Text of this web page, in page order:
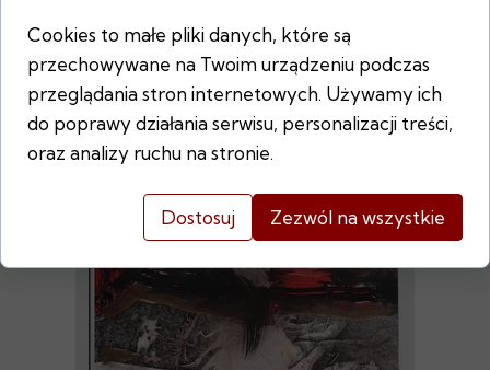
2089,00 PLN
Cookies to małe pliki danych, które są
przechowywane na Twoim urządzeniu podczas
przeglądania stron internetowych. Używamy ich
do poprawy działania serwisu, personalizacji treści,
oraz analizy ruchu na stronie.
Dostosuj Zezwól na wszystkie